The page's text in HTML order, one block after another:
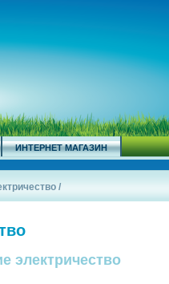
ИНТЕРНЕТ МАГАЗИН
/
электричество